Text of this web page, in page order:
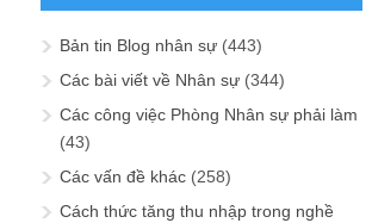
Bản tin Blog nhân sự (443)
Các bài viết về Nhân sự (344)
Các công việc Phòng Nhân sự phải làm
(43)
Các vấn đề khác (258)
Cách thức tăng thu nhập trong nghề